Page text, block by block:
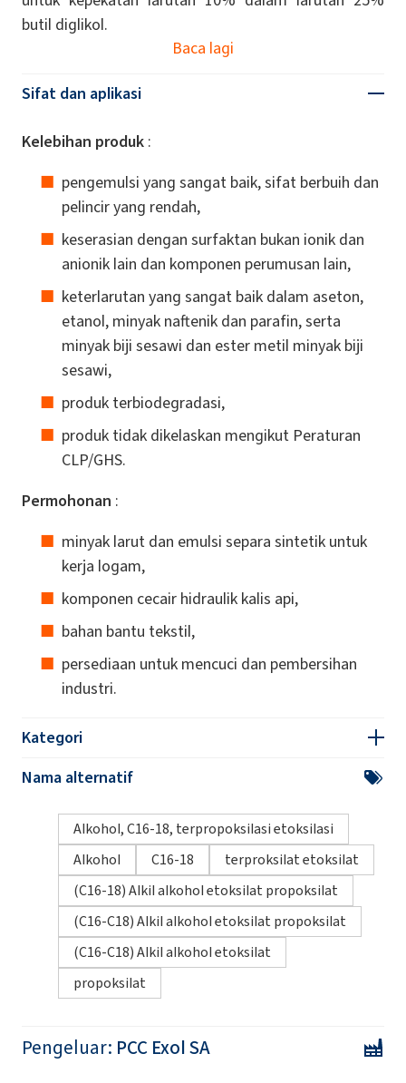
butil diglikol.
Baca lagi
Sifat dan aplikasi
Kelebihan produk :
pengemulsi yang sangat baik, sifat berbuih dan
pelincir yang rendah,
keserasian dengan surfaktan bukan ionik dan
anionik lain dan komponen perumusan lain,
keterlarutan yang sangat baik dalam aseton,
etanol, minyak naftenik dan parafin, serta
minyak biji sesawi dan ester metil minyak biji
sesawi,
produk terbiodegradasi,
produk tidak dikelaskan mengikut Peraturan
CLP/GHS.
Permohonan :
minyak larut dan emulsi separa sintetik untuk
kerja logam,
komponen cecair hidraulik kalis api,
bahan bantu tekstil,
persediaan untuk mencuci dan pembersihan
industri.
Kategori
Nama alternatif
Alkohol, C16-18, terpropoksilasi etoksilasi
Alkohol
C16-18
terproksilat etoksilat
(C16-18) Alkil alkohol etoksilat propoksilat
(C16-C18) Alkil alkohol etoksilat propoksilat
(C16-C18) Alkil alkohol etoksilat
propoksilat
Pengeluar: PCC Exol SA